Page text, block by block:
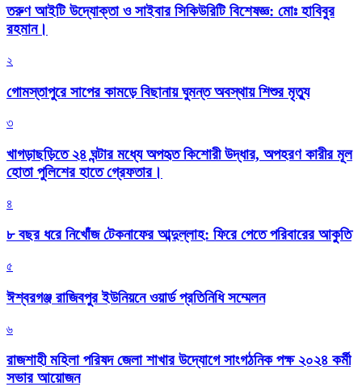
তরুণ আইটি উদ্যোক্তা ও সাইবার সিকিউরিটি বিশেষজ্ঞ: মোঃ হাবিবুর
রহমান।
২
গোমস্তাপুরে সাপের কামড়ে বিছানায় ঘুমন্ত অবস্থায় শিশুর মৃত্যু
৩
খাগড়াছড়িতে ২৪ ঘন্টার মধ্যে অপহৃত কিশোরী উদ্ধার, অপহরণ কারীর মূল
হোতা পুলিশের হাতে গ্রেফতার।
৪
৮ বছর ধরে নিখোঁজ টেকনাফের আব্দুল্লাহ: ফিরে পেতে পরিবারের আকুতি
৫
ঈশ্বরগঞ্জ রাজিবপুর ইউনিয়নে ওয়ার্ড প্রতিনিধি সম্মেলন
৬
রাজশাহী মহিলা পরিষদ জেলা শাখার উদ্যোগে সাংগঠনিক পক্ষ ২০২৪ কর্মী
সভার আয়োজন